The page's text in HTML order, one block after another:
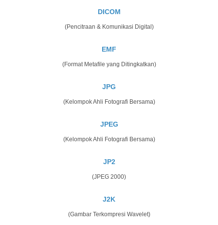
DICOM
(Pencitraan & Komunikasi Digital)
EMF
(Format Metafile yang Ditingkatkan)
JPG
(Kelompok Ahli Fotografi Bersama)
JPEG
(Kelompok Ahli Fotografi Bersama)
JP2
(JPEG 2000)
J2K
(Gambar Terkompresi Wavelet)